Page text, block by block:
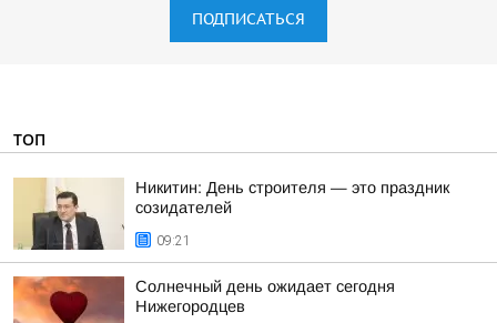
ПОДПИСАТЬСЯ
ТОП
Никитин: День строителя — это праздник
созидателей
09:21
Солнечный день ожидает сегодня
Нижегородцев